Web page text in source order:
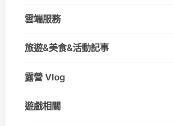
雲端服務
旅遊&美食&活動記事
露營 Vlog
遊戲相關